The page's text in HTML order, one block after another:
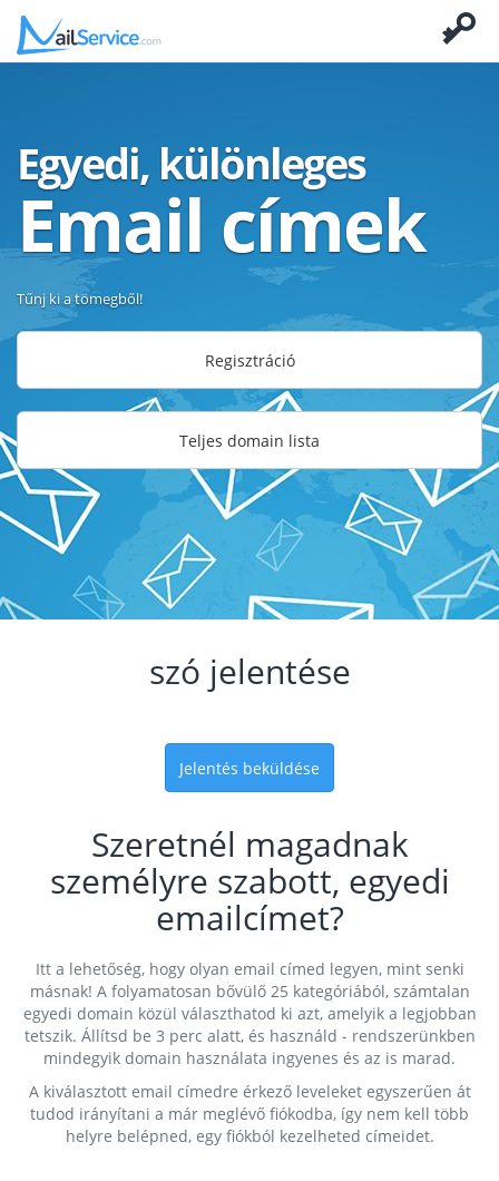
Egyedi, különleges
Email címek
Tűnj ki a tömegből!
Regisztráció
Teljes domain lista
szó jelentése
Jelentés beküldése
Szeretnél magadnak
személyre szabott, egyedi
emailcímet?
Itt a lehetőség, hogy olyan email címed legyen, mint senki
másnak! A folyamatosan bővülő 25 kategóriából, számtalan
egyedi domain közül választhatod ki azt, amelyik a legjobban
tetszik. Állítsd be 3 perc alatt, és használd - rendszerünkben
mindegyik domain használata ingyenes és az is marad.
A kiválasztott email címedre érkező leveleket egyszerűen át
tudod irányítani a már meglévő fiókodba, így nem kell több
helyre belépned, egy fiókból kezelheted címeidet.